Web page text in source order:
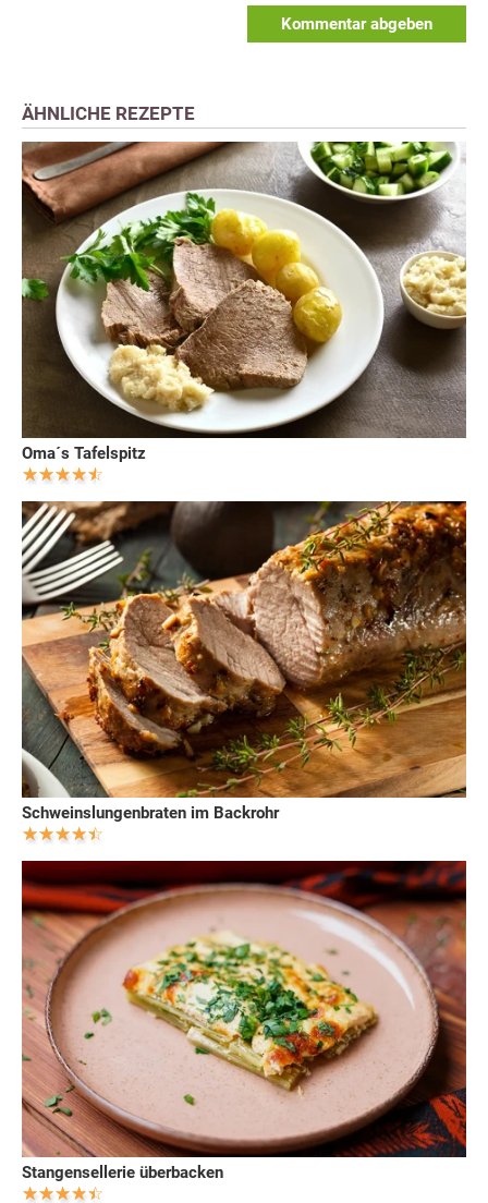
Kommentar abgeben
ÄHNLICHE REZEPTE
Oma´s Tafelspitz
Schweinslungenbraten im Backrohr
Stangensellerie überbacken